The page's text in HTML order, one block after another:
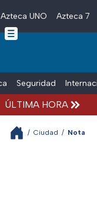
Skip to main content
Azteca UNO Azteca 7
Seguridad
ÚLTIMA HORA
/ Ciudad / Nota